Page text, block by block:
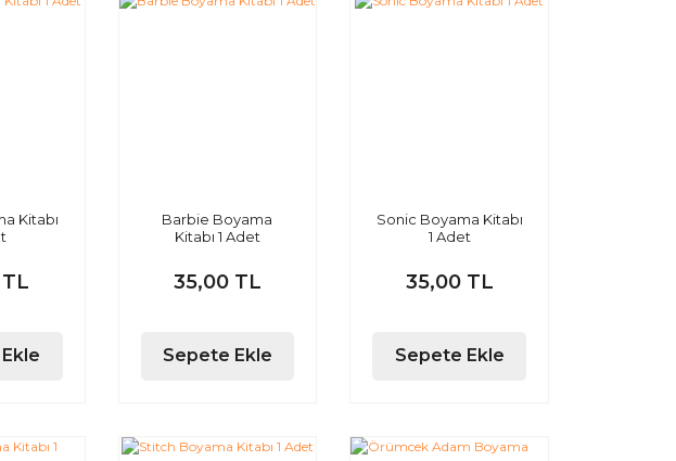
Kitabı
Barbie Boyama
Kitabı 1 Adet
35,00 TL
Sepete Ekle
Sonic Boyama Kitabı
1 Adet
35,00 TL
Sepete Ekle